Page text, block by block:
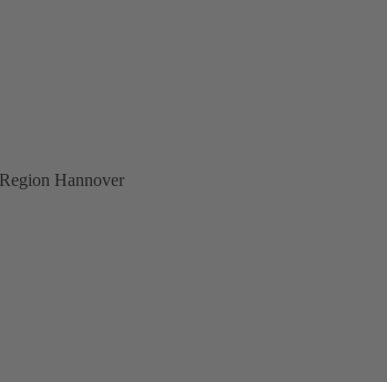
Region Hannover